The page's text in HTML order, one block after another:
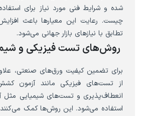
شده و شرایط فنی مورد نیاز برای
چیست. رعایت این معیارها باعث
تطابق با نیازهای بازار جهانی می‌شود.
روش‌های تست فیزیکی و
برای تضمین کیفیت ورق‌های صنعتی،
از تست‌های فیزیکی مانند آزمون
انعطاف‌پذیری و تست‌های شیمیایی مثل
استفاده می‌شود. این روش‌ها کمک